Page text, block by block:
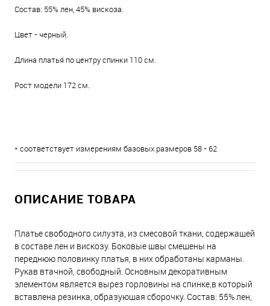
Состав: 55% лен, 45% вискоза.
Цвет - черный.
Длина платья по центру спинки 110 см.
Рост модели 172 см.
* соответствует измерениям базовых размеров 58 - 62
ОПИСАНИЕ ТОВАРА
Платье свободного силуэта, из смесовой ткани, содержащей
в составе лен и вискозу. Боковые швы смещены на
переднюю половинку платья, в них обработаны карманы.
Рукав втачной, свободный. Основным декоративным
элементом является вырез горловины на спинке,в который
вставлена резинка, образующая сборочку. Состав: 55% лен,